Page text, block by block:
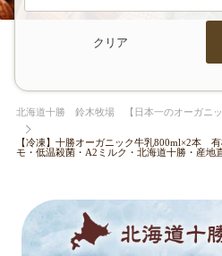
クリア
北海道十勝 鈴木牧場 【日本一のオーガニッ
【冷凍】十勝オーガニック牛乳800ml×2本
モ・低温殺菌・A2ミルク・北海道十勝・産地